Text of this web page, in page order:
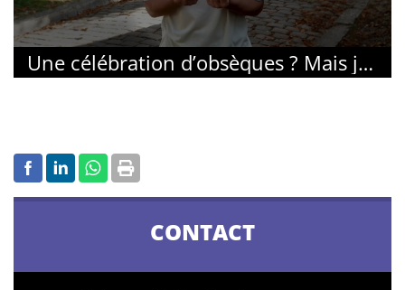
Une célébration d’obsèques ? Mais je n’ai pas la foi, je ne vais plus à l’église. Que faire ?
CONTACT